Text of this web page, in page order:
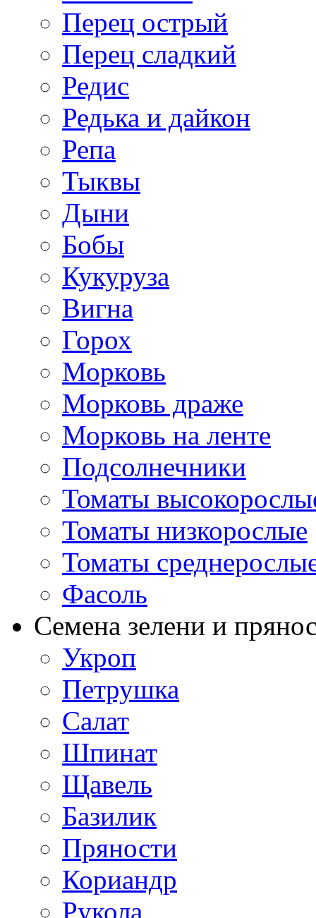
Перец острый
Перец сладкий
Редис
Редька и дайкон
Репа
Тыквы
Дыни
Бобы
Кукуруза
Вигна
Горох
Морковь
Морковь драже
Морковь на ленте
Подсолнечники
Томаты
Томаты низкорослые
Томаты
Фасоль
Семена зелени и
Укроп
Петрушка
Салат
Шпинат
Щавель
Базилик
Пряности
Кориандр
Рукола